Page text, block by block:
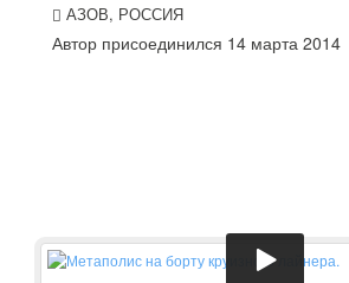
АЗОВ, РОССИЯ
Автор присоединился 14 марта 2014